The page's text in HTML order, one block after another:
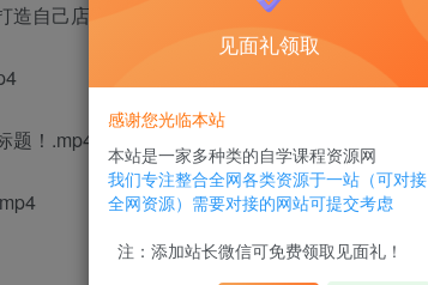
自己店铺！.mp4
题！.mp4
见面礼领取
感谢您光临本站
本站是一家多种类的自学课程资源网
我们专注整合全网各类资源于一站（可对接
全网资源）需要对接的网站可提交考虑
注：添加站长微信可免费领取见面礼！